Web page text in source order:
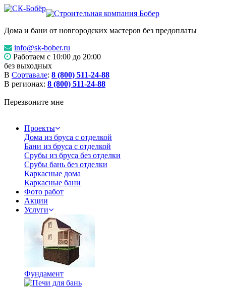
Дома и бани от новгородских мастеров без предоплаты
info@sk-bober.ru
Работаем с 10:00 до 20:00
без выходных
В Сортавале: 8 (800) 511-24-88
В регионах: 8 (800) 511-24-88
Перезвоните мне
Проекты
Дома из бруса с отделкой
Бани из бруса с отделкой
Срубы из бруса без отделки
Срубы бань без отделки
Каркасные дома
Каркасные бани
Фото работ
Акции
Услуги
Фундамент